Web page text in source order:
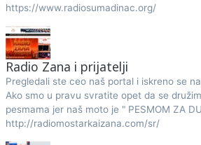
https://www.radiosumadinac.org/
Radio Zana i prijatelji
Pregledali ste ceo naš portal i iskreno se
Ako smo u pravu svratite opet da se
pesmama jer naš moto je " PESMOM ZA
http://radiomostarkaizana.com/sr/